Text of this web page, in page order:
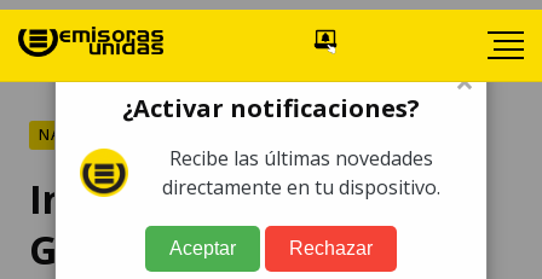
NACIONALES
Indígenas piden al
Gobierno que cumpla
×
¿Activar notificaciones?
Recibe las últimas novedades
directamente en tu dispositivo.
Aceptar Rechazar